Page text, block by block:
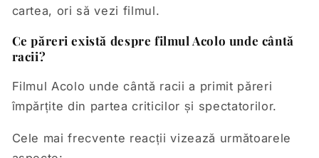
cartea, ori să vezi filmul.
Ce păreri există despre filmul Acolo unde cântă
racii?
Filmul Acolo unde cântă racii a primit păreri
împărțite din partea criticilor și spectatorilor.
Cele mai frecvente reacții vizează următoarele